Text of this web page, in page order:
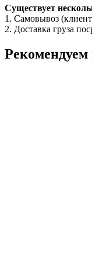
Существует
1. Самовывоз (клиент
2. Доставка груза
Рекомендуем